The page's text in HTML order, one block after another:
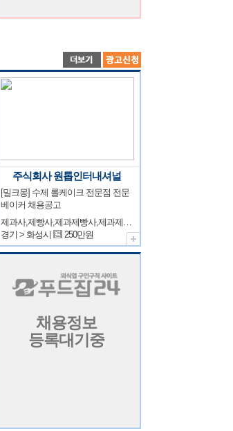
주식회사 원톱인터내셔널
[밀크몽] 수제 롤케이크 전문점 전문
베이커 채용공고
제과사,제빵사,제과제빵사,제과제빵기술자
경기 > 화성시
250만원
채용정보
등록대기중